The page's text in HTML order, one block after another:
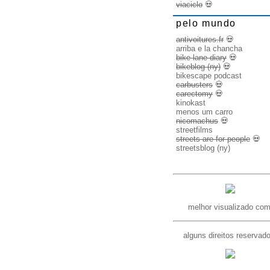
viaciclo 💀
pelo mundo
antivoitures.fr 💀
arriba e la chancha
bike lane diary 💀
bikeblog (ny) 💀
bikescape podcast
carbusters 💀
carectomy 💀
kinokast
menos um carro
nicomachus 💀
streetfilms
streets are for people 💀
streetsblog (ny)
melhor visualizado
alguns direitos